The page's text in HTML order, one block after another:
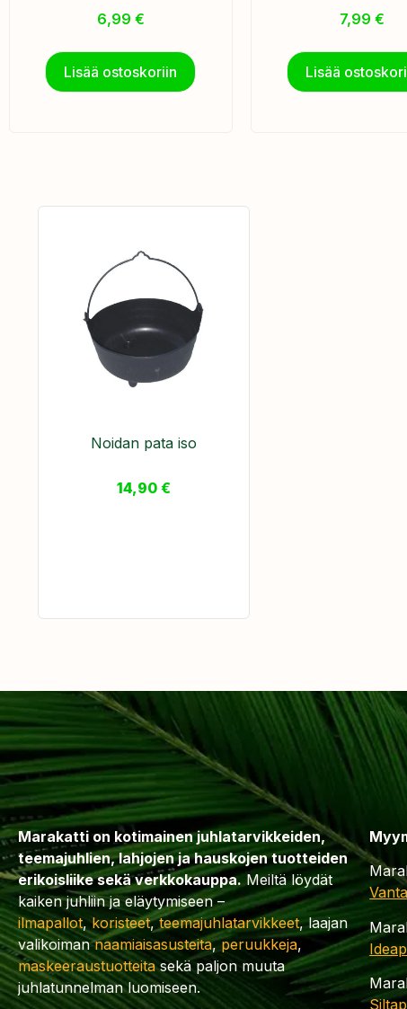
6,99 €
Lisää ostoskoriin
7,99€
Lisää
Noidan pata iso
14,90 €
Marakatti on kotimainen juhlatarvikkeiden,
teemajuhlien, lahjojen ja hauskojen tuotteiden
erikoisliike sekä verkkokauppa.Meiltä löydät
kaiken juhliin ja eläytymiseen –
ilmapallot,koristeet,teemajuhlatarvikkeet, laajan
valikoimannaamiaisasusteita,peruukkeja,
maskeeraustuotteitasekä paljon muuta
juhlatunnelman luomiseen.